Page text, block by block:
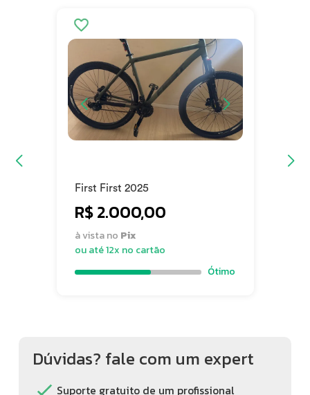
Marca do Quadro: Caloi
Tamanho do quadro: 60 cm
Condição: Usado
Estado de Conservação: Bom
First First 2025
R$ 2.000,00
à vista no Pix
ou até 12x no cartão
Ótimo
Dúvidas? fale com um expert
Suporte gratuito de um profissional